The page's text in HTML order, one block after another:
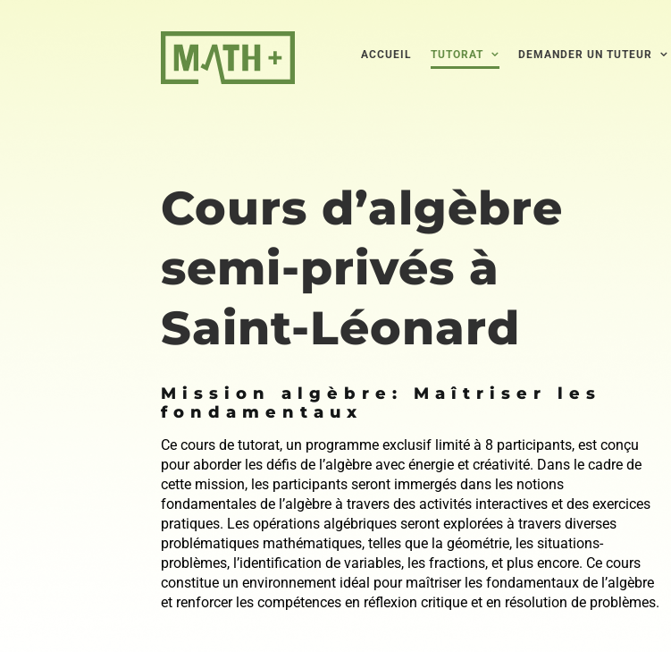
ACCUEIL TUTORAT DEMANDER UN TUTEUR
Cours d’algèbre
semi-privés à
Saint-Léonard
Mission algèbre: Maîtriser les
fondamentaux
Ce cours de tutorat, un programme exclusif limité à 8 participants, est conçu
pour aborder les défis de l’algèbre avec énergie et créativité. Dans le cadre de
cette mission, les participants seront immergés dans les notions
fondamentales de l’algèbre à travers des activités interactives et des exercices
pratiques. Les opérations algébriques seront explorées à travers diverses
problématiques mathématiques, telles que la géométrie, les situations-
problèmes, l’identification de variables, les fractions, et plus encore. Ce cours
constitue un environnement idéal pour maîtriser les fondamentaux de l’algèbre
et renforcer les compétences en réflexion critique et en résolution de problèmes.